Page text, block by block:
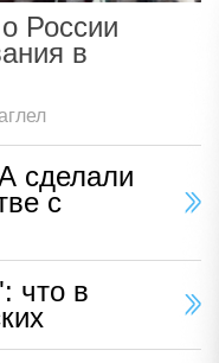
России
в
сделали
с
что в